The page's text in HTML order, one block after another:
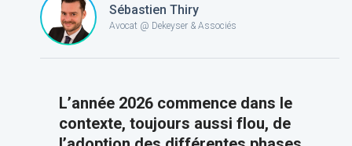
Sébastien Thiry
Avocat @ Dekeyser & Associés
L’année 2026 commence dans le
contexte, toujours aussi flou, de